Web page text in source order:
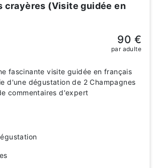
crayères (Visite guidée en
fascinante visite guidée en français
d'une dégustation de 2 Champagnes
commentaires d'expert
90 €
par adulte